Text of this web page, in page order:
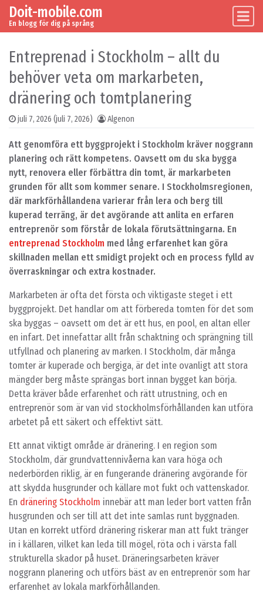
Skip to content
Main Navigation
Doit-mobile.com
En blogg för dig på språng
Entreprenad i Stockholm – allt du
behöver veta om markarbeten,
dränering och tomtplanering
juli 7, 2026 (juli 7, 2026) Algenon
Att genomföra ett byggprojekt i Stockholm kräver noggrann
planering och rätt kompetens. Oavsett om du ska bygga
nytt, renovera eller förbättra din tomt, är markarbeten
grunden för allt som kommer senare. I Stockholmsregionen,
där markförhållandena varierar från lera och berg till
kuperad terräng, är det avgörande att anlita en erfaren
entreprenör som förstår de lokala förutsättningarna. En
entreprenad Stockholm med lång erfarenhet kan göra
skillnaden mellan ett smidigt projekt och en process fylld av
överraskningar och extra kostnader.
Markarbeten är ofta det första och viktigaste steget i ett
byggprojekt. Det handlar om att förbereda tomten för det som
ska byggas – oavsett om det är ett hus, en pool, en altan eller
en infart. Det innefattar allt från schaktning och sprängning till
utfyllnad och planering av marken. I Stockholm, där många
tomter är kuperade och bergiga, är det inte ovanligt att stora
mängder berg måste sprängas bort innan bygget kan börja.
Detta kräver både erfarenhet och rätt utrustning, och en
entreprenör som är van vid stockholmsförhållanden kan utföra
arbetet på ett säkert och effektivt sätt.
Ett annat viktigt område är dränering. I en region som
Stockholm, där grundvattennivåerna kan vara höga och
nederbörden riklig, är en fungerande dränering avgörande för
att skydda husgrunder och källare mot fukt och vattenskador.
En dränering Stockholm innebär att man leder bort vatten från
husgrunden och ser till att det inte samlas runt byggnaden.
Utan en korrekt utförd dränering riskerar man att fukt tränger
in i källaren, vilket kan leda till mögel, röta och i värsta fall
strukturella skador på huset. Dräneringsarbeten kräver
noggrann planering och utförs bäst av en entreprenör som har
erfarenhet av lokala markförhållanden.